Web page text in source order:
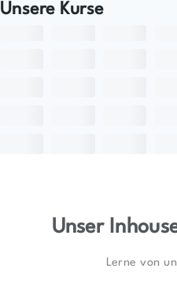
Unsere Kurse
Unser
Lerne von